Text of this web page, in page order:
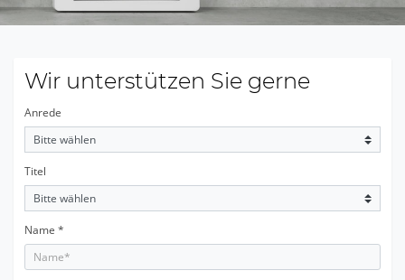
Wir unterstützen Sie gerne
Anrede
Titel
Name *